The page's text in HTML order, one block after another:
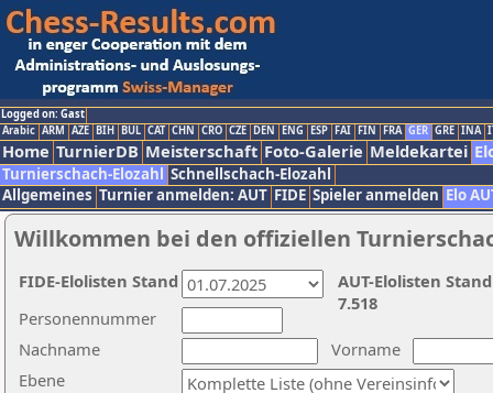
Logged on: Gast
Arabic ARM AZE BIH BUL CAT CHN CRO CZE DEN ENG ESP FAI FIN FRA GER GRE INA
Home TurnierDB Meisterschaft Foto-Galerie Meldekartei
Turnierschach-Elozahl Schnellschach-Elozahl
Allgemeines Turnier anmelden: AUT FIDE Spieler anmelden Elo
Willkommen bei den offiziellen
Nachname
Vorname
Ebene
Personennummer
AUT-Elolisten
7.518
FIDE-Elolisten Stand